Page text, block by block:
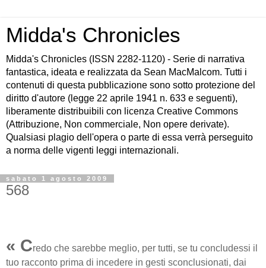
Midda's Chronicles
Midda's Chronicles (ISSN 2282-1120) - Serie di narrativa
fantastica, ideata e realizzata da Sean MacMalcom. Tutti i
contenuti di questa pubblicazione sono sotto protezione del
diritto d'autore (legge 22 aprile 1941 n. 633 e seguenti),
liberamente distribuibili con licenza Creative Commons
(Attribuzione, Non commerciale, Non opere derivate).
Qualsiasi plagio dell'opera o parte di essa verrà perseguito
a norma delle vigenti leggi internazionali.
sabato 1 agosto 2009
568
« Credo che sarebbe meglio, per tutti, se tu concludessi il
tuo racconto prima di incedere in gesti sconclusionati, dai